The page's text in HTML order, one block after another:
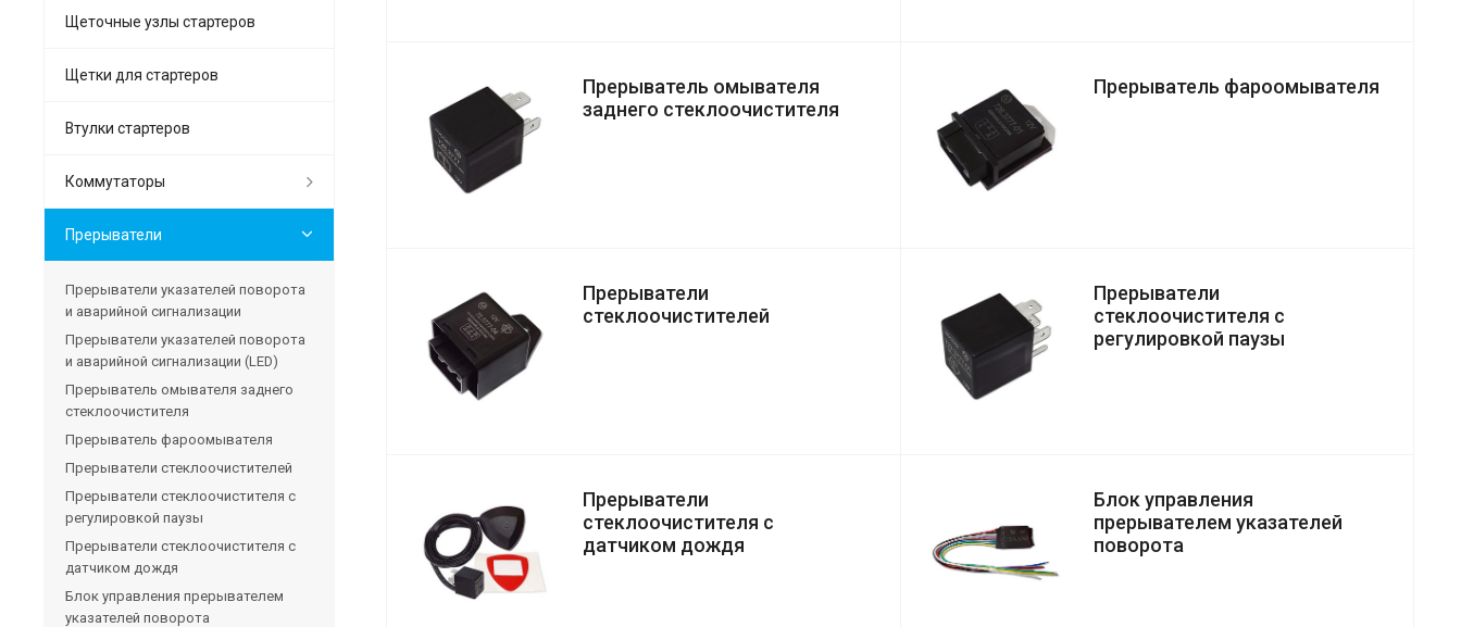
Прерыватель омывателя
заднего стеклоочистителя
Прерыватель фароомывателя
Прерыватели
стеклоочистителей
Прерыватели
стеклоочистителя с
регулировкой паузы
Прерыватели
стеклоочистителя с
датчиком дождя
Блок управления
прерывателем указателей
поворота
Щеточные узлы стартеров
Щетки для стартеров
Втулки стартеров
Коммутаторы
Прерыватели
Прерыватели указателей поворота
и аварийной сигнализации
Прерыватели указателей поворота
и аварийной сигнализации (LED)
Прерыватель омывателя заднего
стеклоочистителя
Прерыватель фароомывателя
Прерыватели стеклоочистителей
Прерыватели стеклоочистителя с
регулировкой паузы
Прерыватели стеклоочистителя с
датчиком дождя
Блок управления прерывателем
указателей поворота